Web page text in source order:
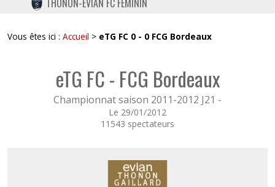
TWITTER
INSTAGRAM
THONON-EVIAN FC FÉMININ
Vous êtes ici : Accueil > eTG FC 0 - 0 FCG Bordeaux
eTG FC - FCG Bordeaux
Championnat saison 2011-2012 J21 -
Le 29/01/2012
11543 spectateurs